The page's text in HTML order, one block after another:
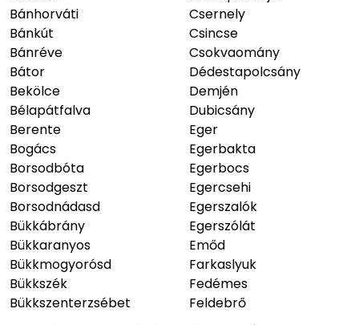
Bánhorváti
Bánkút
Bánréve
Bátor
Bekölce
Bélapátfalva
Berente
Bogács
Borsodbóta
Borsodgeszt
Borsodnádasd
Bükkábrány
Bükkaranyos
Bükkmogyorósd
Bükkszék
Bükkszenterzsébet
Csernely
Csincse
Csokvaomány
Dédestapolcsány
Demjén
Dubicsány
Eger
Egerbakta
Egerbocs
Egercsehi
Egerszalók
Egerszólát
Emőd
Farkaslyuk
Fedémes
Feldebrő